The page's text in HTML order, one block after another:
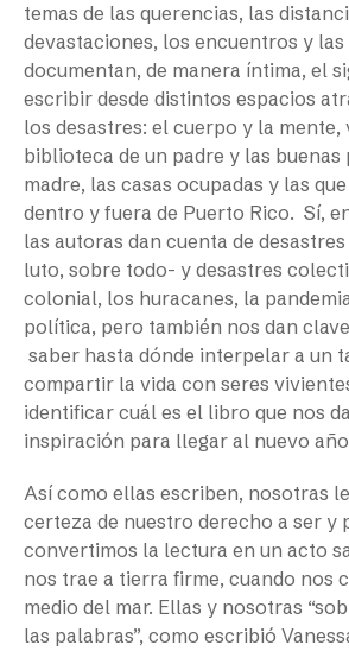
temas de las querencias, las
devastaciones, los encuentros y las
documentan, de manera íntima, el
escribir desde distintos espacios
los desastres: el cuerpo y la mente,
biblioteca de un padre y las buenas
madre, las casas ocupadas y las
dentro y fuera de Puerto Rico. Sí,
las autoras dan cuenta de
luto, sobre todo- y desastres
colonial, los huracanes, la
política, pero también nos dan
saber hasta dónde interpelar a un
compartir la vida con seres
identificar cuál es el libro que nos
inspiración para llegar al nuevo
Así como ellas escriben, nosotras
certeza de nuestro derecho a ser y
convertimos la lectura en un acto
nos trae a tierra firme, cuando nos
medio del mar. Ellas y nosotras
las palabras”, como escribió